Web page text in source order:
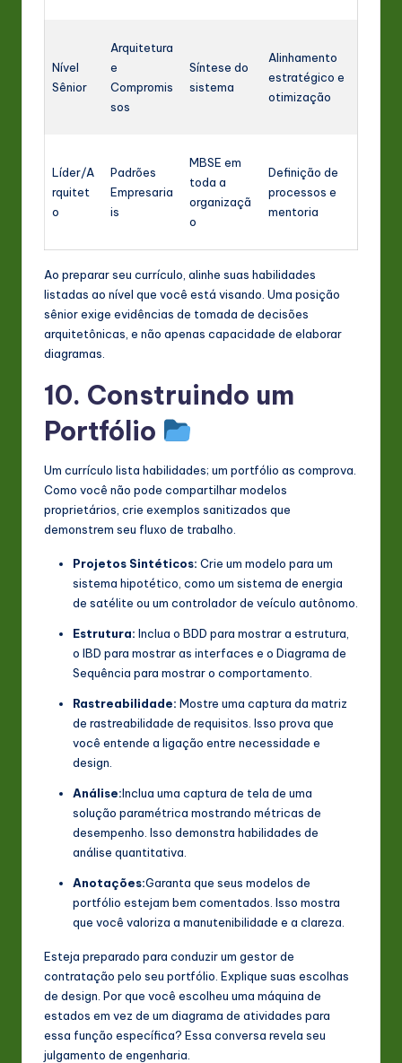
Nível
Sênior
Arquitetura
e
Compromis
sos
Síntese do
sistema
Alinhamento
estratégico e
otimização
Líder/A
rquitet
o
Padrões
Empresaria
is
MBSE em
toda a
organizaçã
o
Definição de
processos e
mentoria
Ao preparar seu currículo, alinhe suas habilidades
listadas ao nível que você está visando. Uma posição
sênior exige evidências de tomada de decisões
arquitetônicas, e não apenas capacidade de elaborar
diagramas.
10. Construindo um
Portfólio
Um currículo lista habilidades; um portfólio as comprova.
Como você não pode compartilhar modelos
proprietários, crie exemplos sanitizados que
demonstrem seu fluxo de trabalho.
Projetos Sintéticos: Crie um modelo para um
sistema hipotético, como um sistema de energia
de satélite ou um controlador de veículo autônomo.
Estrutura: Inclua o BDD para mostrar a estrutura,
o IBD para mostrar as interfaces e o Diagrama de
Sequência para mostrar o comportamento.
Rastreabilidade: Mostre uma captura da matriz
de rastreabilidade de requisitos. Isso prova que
você entende a ligação entre necessidade e
design.
Análise:Inclua uma captura de tela de uma
solução paramétrica mostrando métricas de
desempenho. Isso demonstra habilidades de
análise quantitativa.
Anotações:Garanta que seus modelos de
portfólio estejam bem comentados. Isso mostra
que você valoriza a manutenibilidade e a clareza.
Esteja preparado para conduzir um gestor de
contratação pelo seu portfólio. Explique suas escolhas
de design. Por que você escolheu uma máquina de
estados em vez de um diagrama de atividades para
essa função específica? Essa conversa revela seu
julgamento de engenharia.